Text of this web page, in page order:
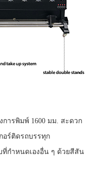
การพิมพ์ 1600 มม. สะดวก
อร์ติดรถบรรทุก
กำหนดเองอื่น ๆ ด้วยสีสัน